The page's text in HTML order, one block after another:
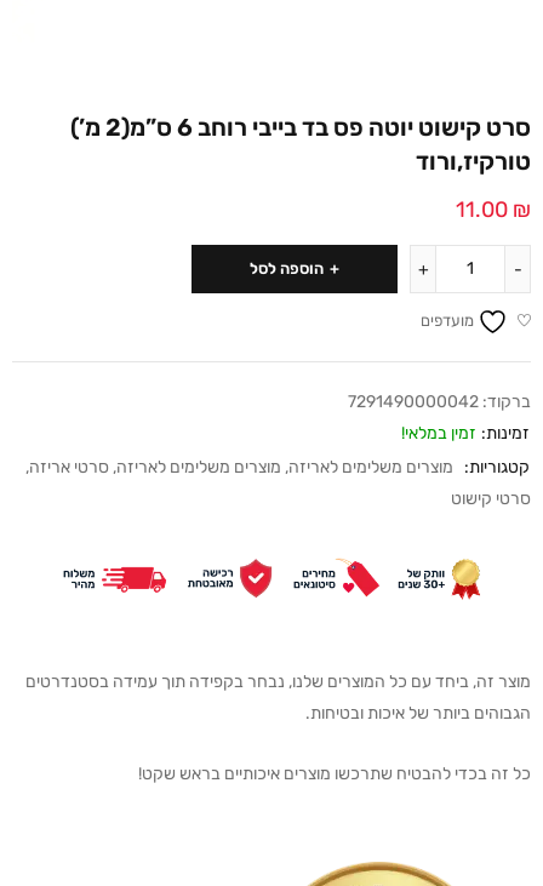
סרט קישוט יוטה פס בד בייבי רוחב 6 ס”מ(2 מ’)
טורקיז,ורוד
11.00 ₪
הוספה לסל
מועדפים
ברקוד: 7291490000042
זמינות: זמין במלאי!
קטגוריות:
מוצרים משלימים לאריזה, מוצרים משלימים לאריזה, סרטי אריזה,
סרטי קישוט
מוצר זה, ביחד עם כל המוצרים שלנו, נבחר בקפידה תוך עמידה בסטנדרטים
הגבוהים ביותר של איכות ובטיחות.
כל זה בכדי להבטיח שתרכשו מוצרים איכותיים בראש שקט!